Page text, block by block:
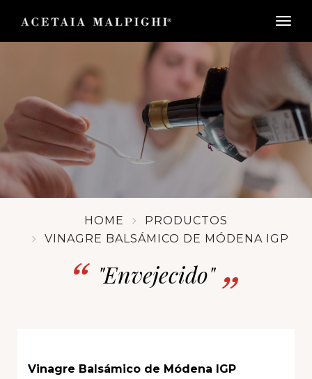
HOME
PRODUCTOS
VINAGRE BALSÁMICO DE MÓDENA IGP
"Envejecido"
Vinagre Balsámico de Módena IGP